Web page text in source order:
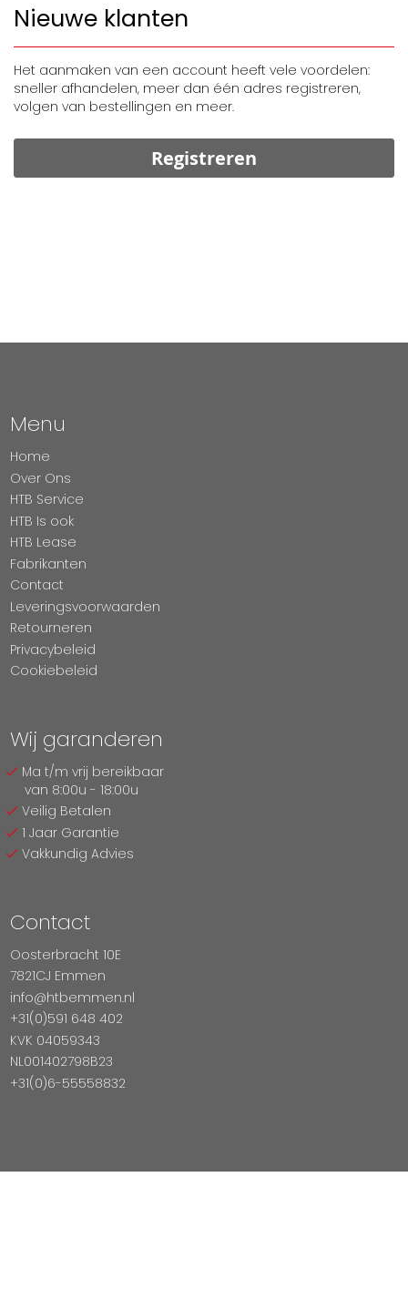
Nieuwe klanten
Het aanmaken van een account heeft vele voordelen:
sneller afhandelen, meer dan één adres registreren,
volgen van bestellingen en meer.
Registreren
Menu
Home
Over Ons
HTB Service
HTB Is ook
HTB Lease
Fabrikanten
Contact
Leveringsvoorwaarden
Retourneren
Privacybeleid
Cookiebeleid
Wij garanderen
Ma t/m vrij bereikbaar
van 8:00u - 18:00u
Veilig Betalen
1 Jaar Garantie
Vakkundig Advies
Contact
Oosterbracht 10E
7821CJ Emmen
info@htbemmen.nl
+31(0)591 648 402
KVK 04059343
NL001402798B23
+31(0)6-55558832